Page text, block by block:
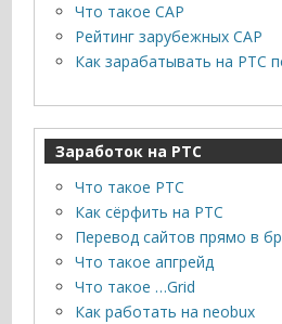
Что такое САР
Рейтинг зарубежных САР
Как зарабатывать на PTC
Заработок на PTC
Что такое PTC
Как сёрфить на PTC
Перевод сайтов прямо в
Что такое апгрейд
Что такое …Grid
Как работать на neobux